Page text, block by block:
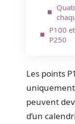
P100
P250
Les points
peuvent
d’un